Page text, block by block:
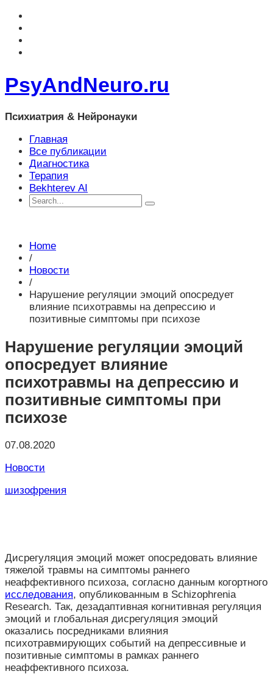
PsyAndNeuro.ru
Психиатрия & Нейронауки
Главная
Все публикации
Диагностика
Терапия
Bekhterev AI
Home
/
Новости
/
Нарушение регуляции эмоций опосредует
влияние психотравмы на депрессию и
позитивные симптомы при психозе
Нарушение регуляции эмоций
опосредует влияние
психотравмы на депрессию и
позитивные симптомы при
психозе
07.08.2020
Новости
шизофрения
Дисрегуляция эмоций может опосредовать влияние
тяжелой травмы на симптомы раннего
неаффективного психоза, согласно данным когортного
исследования, опубликованным в Schizophrenia
Research. Так, дезадаптивная когнитивная регуляция
эмоций и глобальная дисрегуляция эмоций
оказались посредниками влияния
психотравмирующих событий на депрессивные и
позитивные симптомы в рамках раннего
неаффективного психоза.